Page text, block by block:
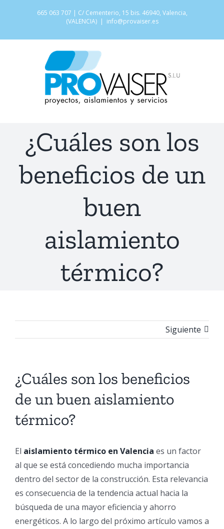
665 063 707 | C/ Cementerio, 15 bis. 46940, Valencia,
(VALENCIA) | info@provaiser.es
¿Cuáles son los
beneficios de un
buen
aislamiento
térmico?
Siguiente
¿Cuáles son los beneficios
de un buen aislamiento
térmico?
El aislamiento térmico en Valencia es un factor
al que se está concediendo mucha importancia
dentro del sector de la construcción. Esta relevancia
es consecuencia de la tendencia actual hacia la
búsqueda de una mayor eficiencia y ahorro
energéticos. A lo largo del próximo artículo vamos a